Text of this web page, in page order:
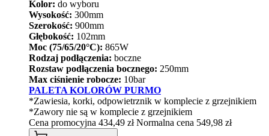
Kolor: do wyboru
Wysokość: 300mm
Szerokość: 900mm
Głębokość: 102mm
Moc (75/65/20°C): 865W
Rodzaj podłączenia: boczne
Rozstaw podłączenia bocznego: 250mm
Max ciśnienie robocze: 10bar
PALETA KOLORÓW PURMO
*Zawiesia, korki, odpowietrznik w komplecie z grzejnikiem
*Zawory nie są w komplecie z grzejnikiem
Cena promocyjna 434,49 zł Normalna cena 549,98 zł